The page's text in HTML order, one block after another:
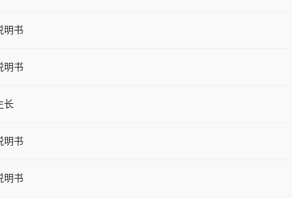
明书
明书
长
明书
明书